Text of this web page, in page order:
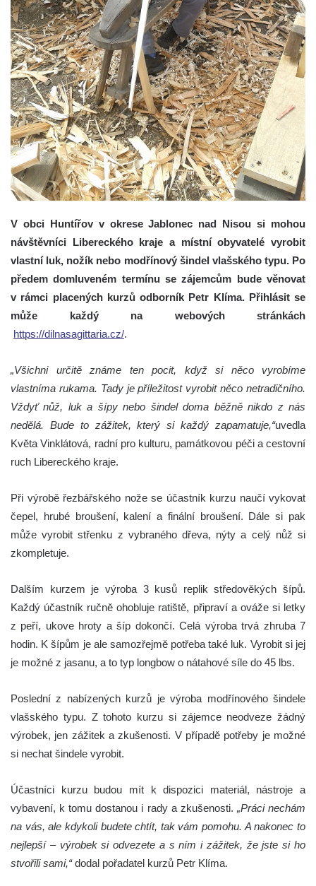
V obci Huntířov v okrese Jablonec nad Nisou si mohou
návštěvníci Libereckého kraje a místní obyvatelé vyrobit
vlastní luk, nožík nebo modřínový šindel vlašského typu. Po
předem domluveném termínu se zájemcům bude věnovat
v rámci placených kurzů odborník Petr Klíma. Přihlásit se
může každý na webových stránkách
https://dilnasagittaria.cz/.
„Všichni určitě známe ten pocit, když si něco vyrobíme
vlastníma rukama. Tady je příležitost vyrobit něco netradičního.
Vždyť nůž, luk a šípy nebo šindel doma běžně nikdo z nás
nedělá. Bude to zážitek, který si každý zapamatuje,“uvedla
Květa Vinklátová, radní pro kulturu, památkovou péči a cestovní
ruch Libereckého kraje.
Při výrobě řezbářského nože se účastník kurzu naučí vykovat
čepel, hrubé broušení, kalení a finální broušení. Dále si pak
může vyrobit střenku z vybraného dřeva, nýty a celý nůž si
zkompletuje.
Dalším kurzem je výroba 3 kusů replik středověkých šípů.
Každý účastník ručně ohobluje ratiště, připraví a ováže si letky
z peří, ukove hroty a šíp dokončí. Celá výroba trvá zhruba 7
hodin. K šípům je ale samozřejmě potřeba také luk. Vyrobit si jej
je možné z jasanu, a to typ longbow o nátahové síle do 45 lbs.
Poslední z nabízených kurzů je výroba modřínového šindele
vlašského typu. Z tohoto kurzu si zájemce neodveze žádný
výrobek, jen zážitek a zkušenosti. V případě potřeby je možné
si nechat šindele vyrobit.
Účastníci kurzu budou mít k dispozici materiál, nástroje a
vybavení, k tomu dostanou i rady a zkušenosti. „Práci nechám
na vás, ale kdykoli budete chtít, tak vám pomohu. A nakonec to
nejlepší – výrobek si odvezete a s ním i zážitek, že jste si ho
stvořili sami,“dodal pořadatel kurzů Petr Klíma.